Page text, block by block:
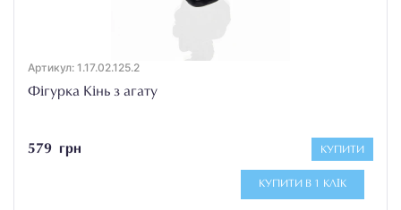
Артикул: 1.17.02.125.2
Фігурка Кінь з агату
579 грн КУПИТИ
КУПИТИ В 1 КЛІК